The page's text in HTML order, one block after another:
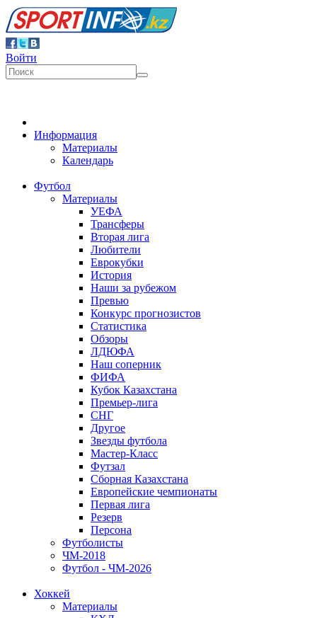
Войти
Информация
Материалы
Календарь
Футбол
Материалы
УЕФА
Трансферы
Вторая лига
Любители
Еврокубки
История
Наши за рубежом
Превью
Конкурс прогнозистов
Статистика
Обзоры
ЛДЮФА
Наш соперник
ФИФА
Кубок Казахстана
Премьер-лига
СНГ
Другое
Звезды футбола
Мастер-Класс
Футзал
Сборная Казахстана
Европейские чемпионаты
Первая лига
Резерв
Персона
Футболисты
ЧМ-2018
Футбол - ЧМ-2026
Хоккей
Материалы